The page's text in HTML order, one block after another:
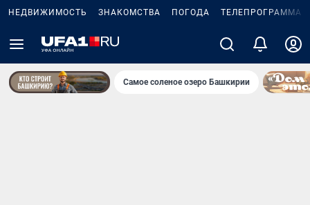
НЕДВИЖИМОСТЬ ЗНАКОМСТВА ПОГОДА ТЕЛЕПРОГРАММА
Самое соленое озеро Башкирии